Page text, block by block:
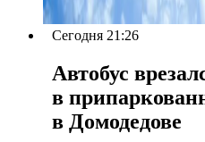
Сегодня 21:26
Автобус
в
в Домодедове